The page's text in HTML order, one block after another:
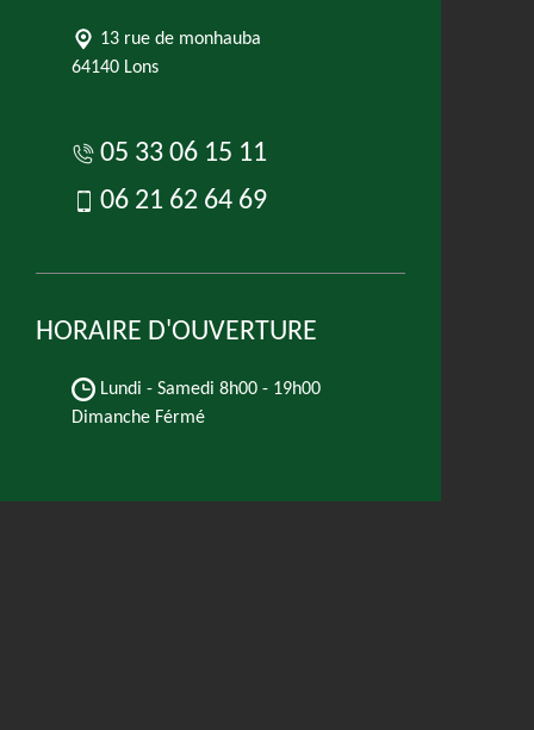
13 rue de monhauba
64140 Lons
05 33 06 15 11
06 21 62 64 69
HORAIRE D'OUVERTURE
Lundi - Samedi 8h00 - 19h00
Dimanche Férmé